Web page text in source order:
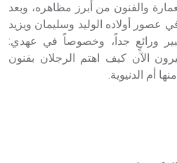
والفنون من أبرز مظاهره، وبعد
عصور أولاده الوليد وسليمان ويزيد
ورائعٍ جداً، وخصوصاً في عهدي:
الآن كيف اهتم الرجلان بفنون
أم الدنيوية.